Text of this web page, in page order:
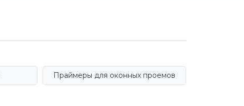
Праймеры для оконных проемов